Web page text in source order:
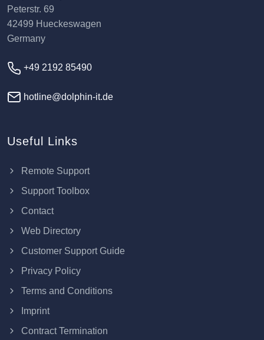
Peterstr. 69
42499 Hueckeswagen
Germany
+49 2192 85490
hotline@dolphin-it.de
Useful Links
Remote Support
Support Toolbox
Contact
Web Directory
Customer Support Guide
Privacy Policy
Terms and Conditions
Imprint
Contract Termination